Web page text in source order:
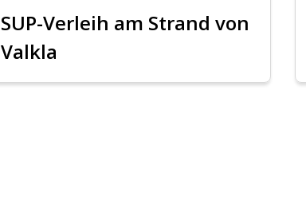
SUP-Verleih am Strand von
Valkla